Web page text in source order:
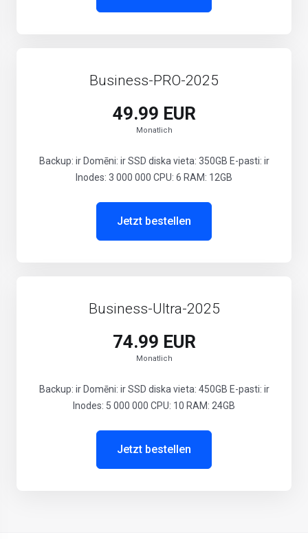
Business-PRO-2025
49.99 EUR
Monatlich
Backup: ir Domēni: ir SSD diska vieta: 350GB E-pasti: ir
Inodes: 3 000 000 CPU: 6 RAM: 12GB
Jetzt bestellen
Business-Ultra-2025
74.99 EUR
Monatlich
Backup: ir Domēni: ir SSD diska vieta: 450GB E-pasti: ir
Inodes: 5 000 000 CPU: 10 RAM: 24GB
Jetzt bestellen